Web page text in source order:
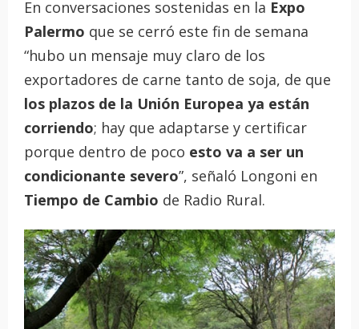
En conversaciones sostenidas en la Expo
Palermo que se cerró este fin de semana
“hubo un mensaje muy claro de los
exportadores de carne tanto de soja, de que
los plazos de la Unión Europea ya están
corriendo; hay que adaptarse y certificar
porque dentro de poco esto va a ser un
condicionante severo”, señaló Longoni en
Tiempo de Cambio de Radio Rural.